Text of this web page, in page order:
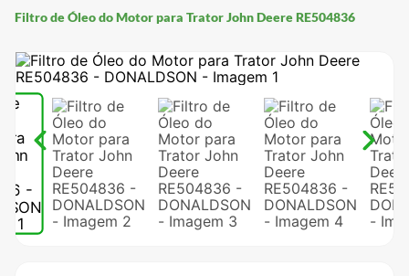
Filtro de Óleo do Motor para Trator John Deere RE504836